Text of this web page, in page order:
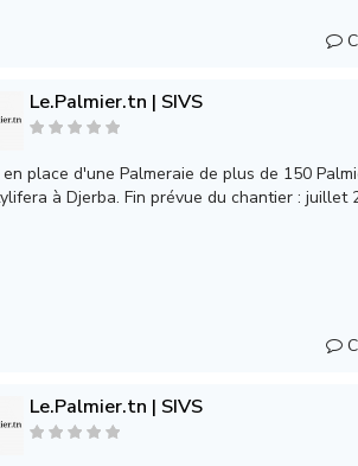
Le.Palmier.tn | SIVS
en place d'une Palmeraie de plus de 150
à Djerba. Fin prévue du chantier : juillet
Le.Palmier.tn | SIVS